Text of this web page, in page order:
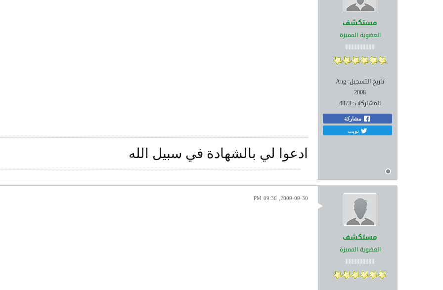
مستكشف
العضوية المميزة
تاريخ التسجيل: Aug
2008
المشاركات: 4873
مشاركة
تويت
ادعوا لي بالشهادة في سبيل الله
مستكشف
العضوية المميزة
2009-09-30, 09:36 PM